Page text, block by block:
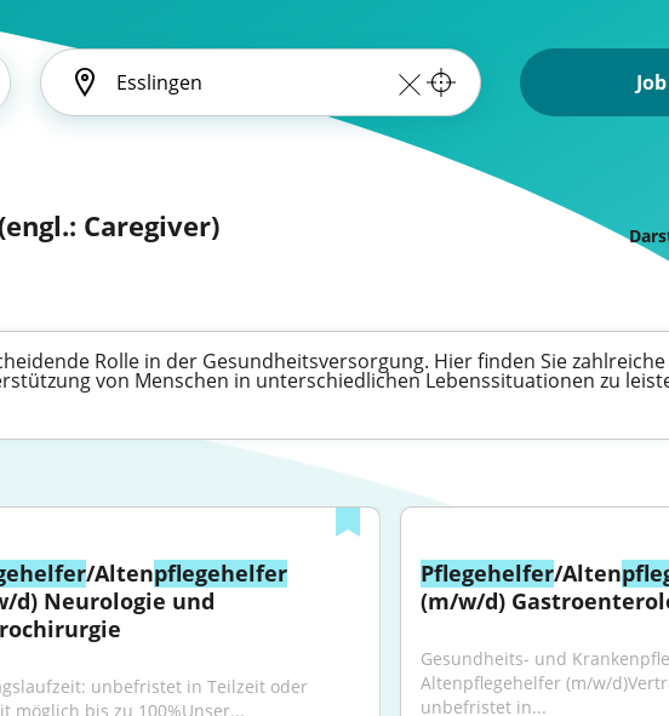
Caregiver)
Rolle in der Gesundheitsversorgung. Hier finden Sie
von Menschen in unterschiedlichen Lebenssituationen zu
/Altenpflegehelfer
d) Neurologie und
unbefristet in Teilzeit oder
möglich bis zu 100%Unser...
Pflegehelfer/Alten
(m/w/d)
Gesundheits- und
Altenpflegehelfer (m/w/
unbefristet in...